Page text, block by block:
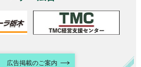
広告掲載のご案内